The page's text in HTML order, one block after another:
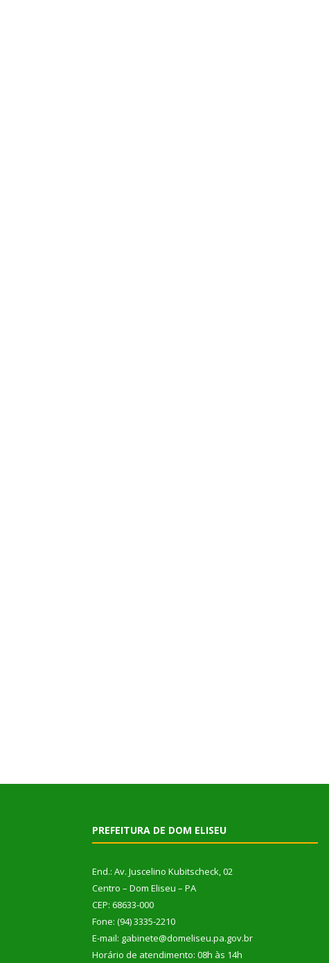
PREFEITURA DE DOM ELISEU
End.: Av. Juscelino Kubitscheck, 02
Centro – Dom Eliseu – PA
CEP: 68633-000
Fone: (94) 3335-2210
E-mail: gabinete@domeliseu.pa.gov.br
Horário de atendimento: 08h às 14h